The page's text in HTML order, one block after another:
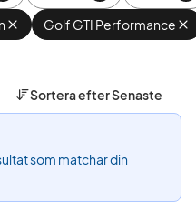
Ta
bort
Volkswagen
Golf GTI Performance
Sortera efterSenaste
som matchar din